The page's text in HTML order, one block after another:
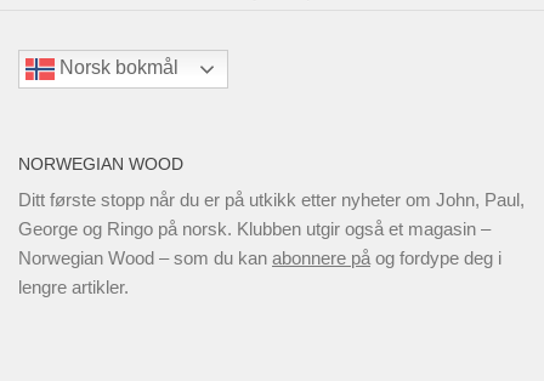
Norsk bokmål
NORWEGIAN WOOD
Ditt første stopp når du er på utkikk etter nyheter om John, Paul,
George og Ringo på norsk. Klubben utgir også et magasin –
Norwegian Wood – som du kan abonnere på og fordype deg i
lengre artikler.